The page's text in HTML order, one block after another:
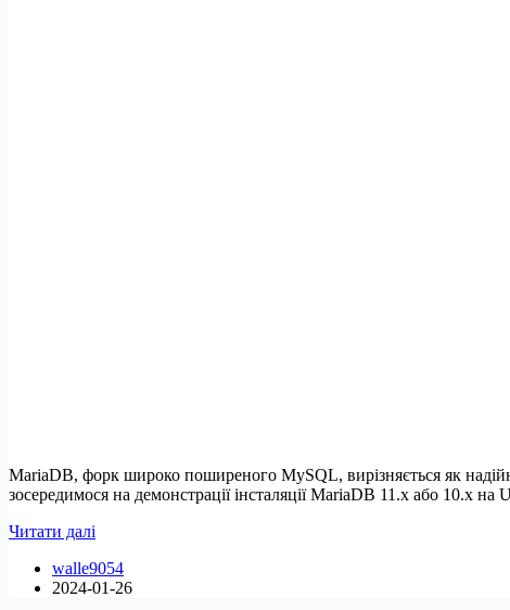
MariaDB, форк широко поширеного MySQL, вирізняється як
зосередимося на демонстрації інсталяції MariaDB 11.x або 10.x
Читати далі
MariaDB
11.x
walle9054
2024-01-26